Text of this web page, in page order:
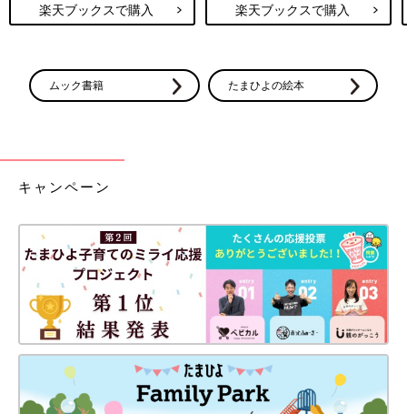
楽天ブックスで購入 楽天ブックスで購入
ムック書籍 たまひよの絵本
キャンペーン